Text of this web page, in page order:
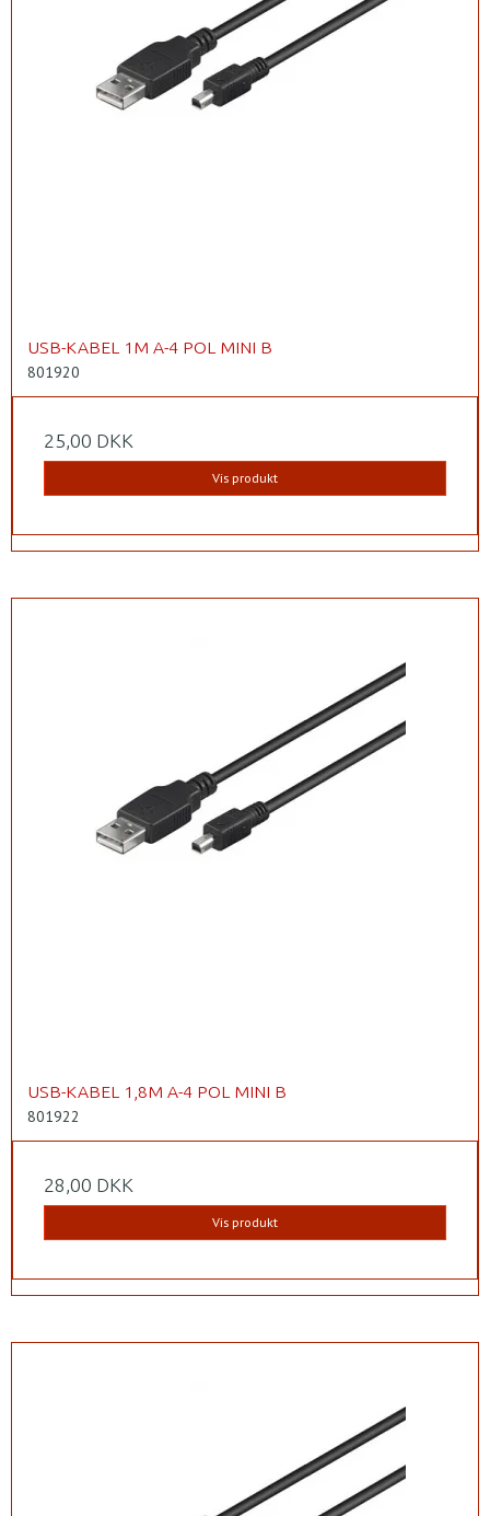
USB-KABEL 1M A-4 POL MINI B
801920
25,00 DKK
Vis produkt
USB-KABEL 1,8M A-4 POL MINI B
801922
28,00 DKK
Vis produkt